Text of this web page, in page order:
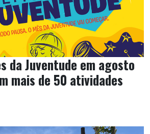
da Juventude em agosto
mais de 50 atividades